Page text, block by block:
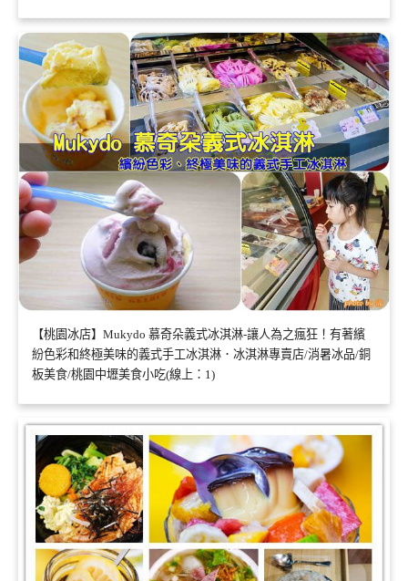
【桃園冰店】Mukydo 慕奇朵義式冰淇淋-讓人為之瘋狂！有著繽
紛色彩和終極美味的義式手工冰淇淋．冰淇淋專賣店/消暑冰品/銅
板美食/桃園中壢美食小吃(線上：1)